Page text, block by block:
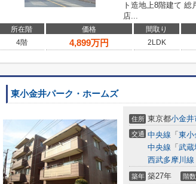
ト造地上8階建て
店...
所在階 価格 間取り
4階
4,899万円 2LDK
東小金井パーク・ホームズ
住所 東京都小金井
交通 中央線 「 東小
中央線 「 武蔵
西武多摩川線
築年 築27年 階数